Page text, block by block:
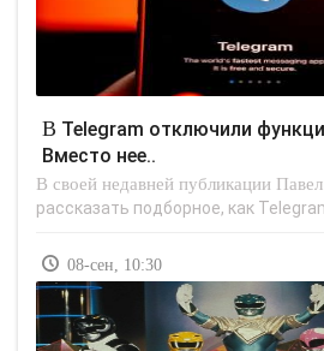
В Telegram отключили функцию «Люди рядом».
Вместо нее..
В своей недавней публикации
рассказать подборное, как
08-сен, 10:30